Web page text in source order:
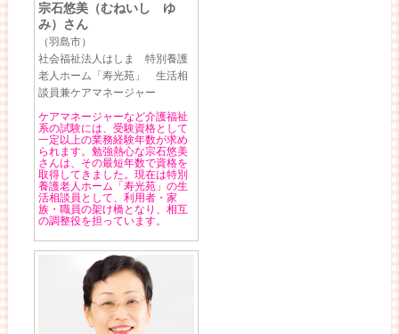
宗石悠美（むねいし ゆ
み）さん
（羽島市）
社会福祉法人はしま 特別養護
老人ホーム「寿光苑」 生活相
談員兼ケアマネージャー
ケアマネージャーなど介護福祉
系の試験には、受験資格として
一定以上の業務経験年数が求め
られます。勉強熱心な宗石悠美
さんは、その最短年数で資格を
取得してきました。現在は特別
養護老人ホーム「寿光苑」の生
活相談員として、利用者・家
族・職員の架け橋となり、相互
の調整役を担っています。